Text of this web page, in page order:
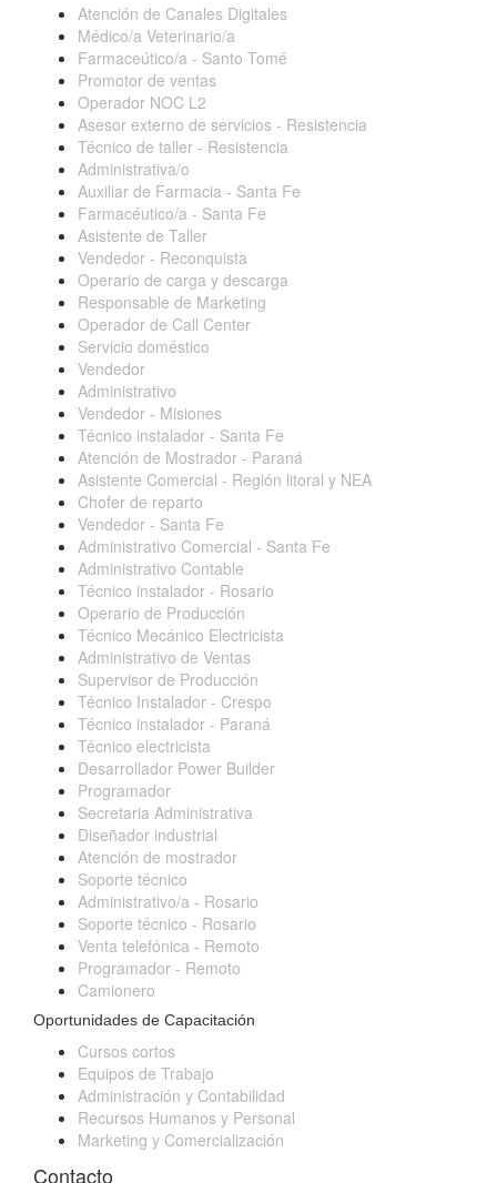
Atención de Canales Digitales
Médico/a Veterinario/a
Farmaceútico/a - Santo Tomé
Promotor de ventas
Operador NOC L2
Asesor externo de servicios - Resistencia
Técnico de taller - Resistencia
Administrativa/o
Auxiliar de Farmacia - Santa Fe
Farmacéutico/a - Santa Fe
Asistente de Taller
Vendedor - Reconquista
Operario de carga y descarga
Responsable de Marketing
Operador de Call Center
Servicio doméstico
Vendedor
Administrativo
Vendedor - Misiones
Técnico instalador - Santa Fe
Atención de Mostrador - Paraná
Asistente Comercial - Región litoral y NEA
Chofer de reparto
Vendedor - Santa Fe
Administrativo Comercial - Santa Fe
Administrativo Contable
Técnico instalador - Rosario
Operario de Producción
Técnico Mecánico Electricista
Administrativo de Ventas
Supervisor de Producción
Técnico Instalador - Crespo
Técnico instalador - Paraná
Técnico electricista
Desarrollador Power Builder
Programador
Secretaria Administrativa
Diseñador industrial
Atención de mostrador
Soporte técnico
Administrativo/a - Rosario
Soporte técnico - Rosario
Venta telefónica - Remoto
Programador - Remoto
Camionero
Oportunidades de Capacitación
Cursos cortos
Equipos de Trabajo
Administración y Contabilidad
Recursos Humanos y Personal
Marketing y Comercialización
Contacto